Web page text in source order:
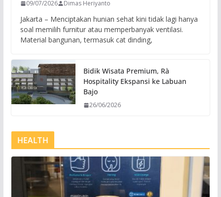
09/07/2026 Dimas Heriyanto
Jakarta – Menciptakan hunian sehat kini tidak lagi hanya
soal memilih furnitur atau memperbanyak ventilasi.
Material bangunan, termasuk cat dinding,
Bidik Wisata Premium, Rà
Hospitality Ekspansi ke Labuan
Bajo
26/06/2026
HEALTH